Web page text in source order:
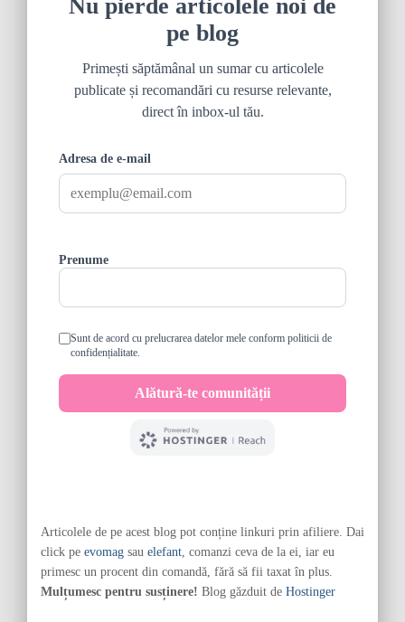
Articolele de pe acest blog pot conține linkuri prin afiliere. Dai
click pe evomag sau elefant, comanzi ceva de la ei, iar eu
primesc un procent din comandă, fără să fii taxat în plus.
Mulțumesc pentru susținere! Blog găzduit de Hostinger